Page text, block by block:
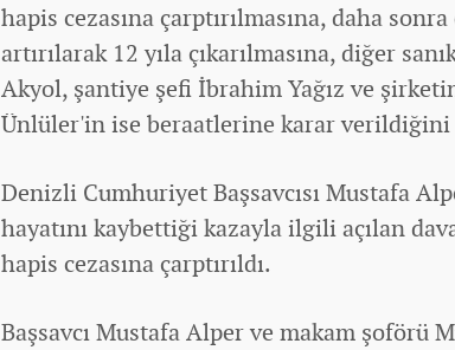
hapis cezasına çarptırılmasına, daha
artırılarak 12 yıla çıkarılmasına, diğer
Akyol, şantiye şefi İbrahim Yağız ve
Ünlüler'in ise beraatlerine karar
Denizli Cumhuriyet Başsavcısı Mustafa
hayatını kaybettiği kazayla ilgili açılan
hapis cezasına çarptırıldı.
Başsavcı Mustafa Alper ve makam şoförü